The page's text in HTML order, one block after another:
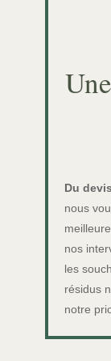
Du
nous
nos
les
résidus
notre